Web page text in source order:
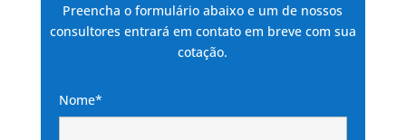
Preencha o formulário abaixo e um de nossos
consultores entrará em contato em breve com sua
cotação.
Nome*